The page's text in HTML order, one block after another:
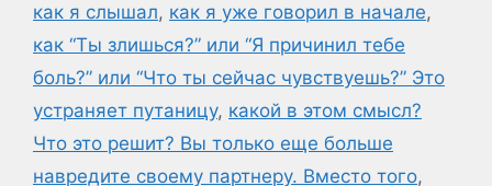
как я слышал, как я уже говорил в начале,
как “Ты злишься?” или “Я причинил тебе
боль?” или “Что ты сейчас чувствуешь?” Это
устраняет путаницу, какой в этом смысл?
Что это решит? Вы только еще больше
навредите своему партнеру. Вместо того,